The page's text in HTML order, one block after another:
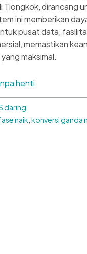
Tiongkok, dirancang
ini memberikan
pusat data,
memastikan
maksimal.
henti
daring
naik,konversi ganda